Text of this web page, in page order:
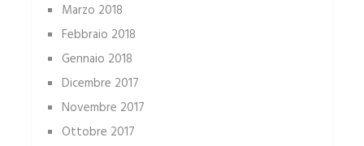
Marzo 2018
Febbraio 2018
Gennaio 2018
Dicembre 2017
Novembre 2017
Ottobre 2017